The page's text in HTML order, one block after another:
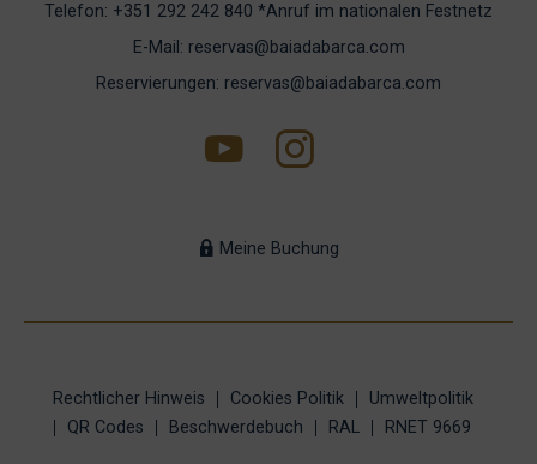
Telefon: +351 292 242 840 *Anruf im nationalen Festnetz
E-Mail: reservas@baiadabarca.com
Reservierungen: reservas@baiadabarca.com
Meine Buchung
Rechtlicher Hinweis Cookies Politik
Umweltpolitik
QR Codes
Beschwerdebuch RAL RNET 9669